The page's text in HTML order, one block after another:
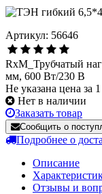
Артикул: 56646
RxM_Трубчатый
мм, 600 Вт/230 В
Не указана цена за 1
Нет в наличии
Заказать товар
Сообщить о
Подробнее о
Описание
Отзывы и